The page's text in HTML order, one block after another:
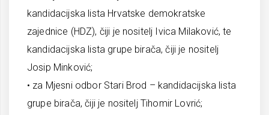
kandidacijska lista Hrvatske demokratske
zajednice (HDZ), čiji je nositelj Ivica Milaković, te
kandidacijska lista grupe birača, čiji je nositelj
Josip Minković;
• za Mjesni odbor Stari Brod – kandidacijska lista
grupe birača, čiji je nositelj Tihomir Lovrić;